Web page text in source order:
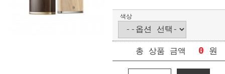
색상
총 상품 금액 0 원